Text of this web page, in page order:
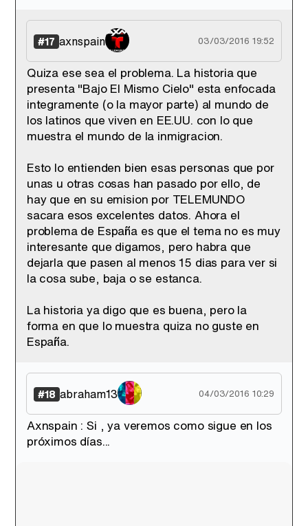
#17 axnspain 03/03/2016 19:52
Quiza ese sea el problema. La historia que
presenta "Bajo El Mismo Cielo" esta enfocada
integramente (o la mayor parte) al mundo de
los latinos que viven en EE.UU. con lo que
muestra el mundo de la inmigracion.
Esto lo entienden bien esas personas que por
unas u otras cosas han pasado por ello, de
hay que en su emision por TELEMUNDO
sacara esos excelentes datos. Ahora el
problema de España es que el tema no es muy
interesante que digamos, pero habra que
dejarla que pasen al menos 15 dias para ver si
la cosa sube, baja o se estanca.
La historia ya digo que es buena, pero la
forma en que lo muestra quiza no guste en
España.
#18 abraham13 04/03/2016 10:29
Axnspain : Si , ya veremos como sigue en los
próximos días...